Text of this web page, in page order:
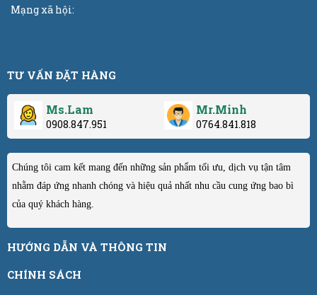
Mạng xã hội:
TƯ VẤN ĐẶT HÀNG
Ms.Lam
0908.847.951
Mr.Minh
0764.841.818
Chúng tôi cam kết mang đến những sản phẩm tối ưu, dịch vụ tận tâm
nhằm đáp ứng nhanh chóng và hiệu quả nhất nhu cầu cung ứng bao bì
của quý khách hàng.
HƯỚNG DẪN VÀ THÔNG TIN
CHÍNH SÁCH